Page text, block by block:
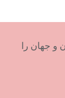
و جهان را